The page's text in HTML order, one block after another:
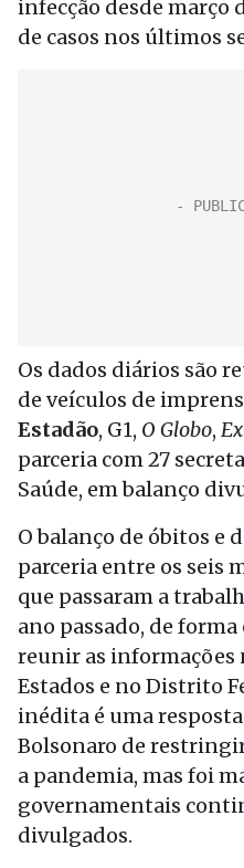
infecção desde março
de casos nos últimos
Os dados diários são
de veículos de
Estadão, G1, O Globo,
parceria com 27
Saúde, em balanço
O balanço de óbitos e
parceria entre os seis
que passaram a
ano passado, de
reunir as informações
Estados e no Distrito
inédita é uma
Bolsonaro de restringir
a pandemia, mas foi
governamentais
divulgados.